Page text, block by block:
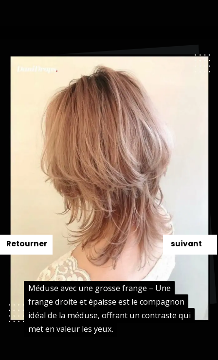
Méduse avec une grosse frange – Une
frange droite et épaisse est le compagnon
idéal de la méduse, offrant un contraste qui
met en valeur les yeux.
Méduse avec une grosse frange – Une
frange droite et épaisse est le compagnon
idéal de la méduse, offrant un contraste qui
met en valeur les yeux.
suivant
Retourner